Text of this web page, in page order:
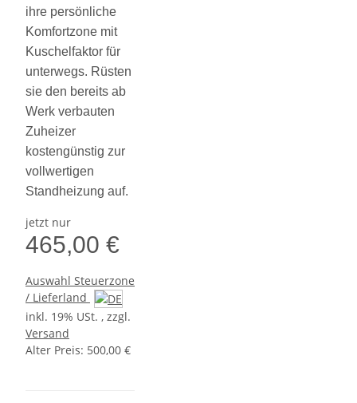
ihre persönliche
Komfortzone mit
Kuschelfaktor für
unterwegs. Rüsten
sie den bereits ab
Werk verbauten
Zuheizer
kostengünstig zur
vollwertigen
Standheizung auf.
jetzt nur
465,00 €
Auswahl Steuerzone
/ Lieferland
inkl. 19% USt. , zzgl.
Versand
Alter Preis: 500,00 €